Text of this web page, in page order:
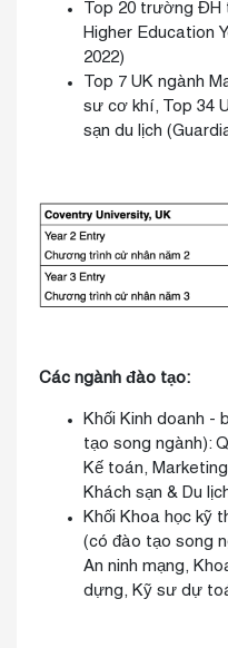
Top 20 trường
Higher Education
2022)
Top 7 UK ngành
sư cơ khí, Top 34
sạn du lịch
Các ngành đào tạo:
Khối Kinh doanh -
tạo song ngành):
Kế toán,
Khách sạn & Du
Khối Khoa học kỹ
(có đào tạo song
An ninh mạng,
dựng, Kỹ sư dự